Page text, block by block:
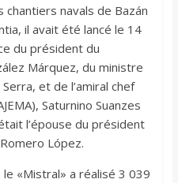
chantiers navals de Bazán
il avait été lancé le 14
du président du
Márquez, du ministre
et de l’amiral chef
Saturnino Suanzes
l’épouse du président
López.
«Mistral» a réalisé 3 039